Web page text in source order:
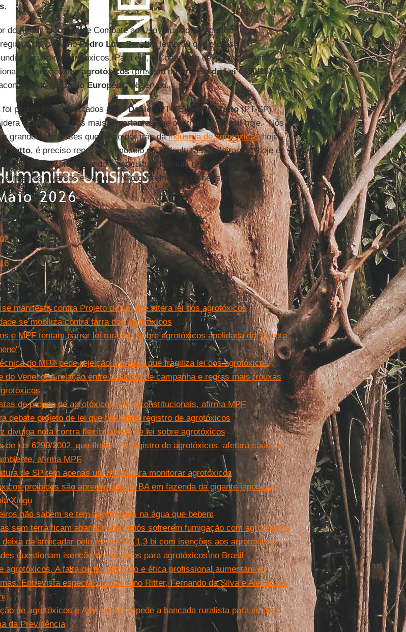
.
do Fórum Nacional de Combate ao Uso Abusivo de Agrotóxico, o
do TrabalhoPedro Luiz Serafimlembrou que o Brasil é o
no uso de agrotóxicos. Para ele, o Congresso deve aprovar uma
de redução dosagrotóxicos(prevista noProjeto de Lei 6670/16). “É
na União Europeia”, observou.
pedida pelos deputados João Daniel (PT-SE) e Nilto Tatto(PT-SP).
o debate um dos mais importantes que ocorrem noBrasilhoje. “Nós
grandes interesses que estão por trás daindústria de agrotóxicoshoje”,
Tatto, é preciso repensar o modelo da agricultura brasileira, que hoje é
de agrotóxico, privilegiando a agricultura familiar, responsável pela
alimentos diversos e sadios. “Não queremos só comer soja e milho”,
se manifesta contra Projeto de Lei que altera lei dos agrotóxicos
se mobiliza contra farra dos agrotóxicos
e MPF tentam barrar lei ruralista sobre agrotóxicos apelidada de "pacote
do MPT pede rejeição a projeto que fragiliza lei dos agrotóxicos
do Veneno. A relação entre doações de campanha e regras mais frouxas
de projeto de agrotóxicos são inconstitucionais, afirma MPF
debate projeto de lei que flexibiliza registro de agrotóxicos
divulga nota contra flexibilização de lei sobre agrotóxicos
de Lei 6299/2002, que flexibiliza registro de agrotóxicos, afetará saúde e
afirma MPF
de SP tem apenas um fiscal para monitorar agrotóxicos
proibidos são apreendidos na BA em fazenda da gigante japonesa
Xingu
não sabem se tem agrotóxicos na água que bebem
sem terra ficam abandonadas após sofrerem fumigação com agrotóxicos
deixa de arrecadar pelo menos R$ 1,3 bi com isenções aos agrotóxicos
questionam isenção de impostos para agrotóxicos no Brasil
agrotóxicos. A falta de fiscalização e ética profissional aumentam os
Entrevista especial com Juliano Ritter, Fernando da Silva e Alexandre
de agrotóxicos e Anvisa: o que pede a bancada ruralista para votar a
da Previdência